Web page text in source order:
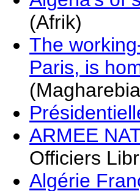
(Afrik)
The
Paris, is
ARMEE
Officiers
Algérie